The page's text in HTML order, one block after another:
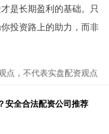
是长期盈利的基础。只
投资路上的助力，而非
点，不代表实盘配资观点
安全合法配资公司推荐